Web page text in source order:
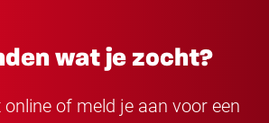
wat je zocht?
online of meld je aan voor een